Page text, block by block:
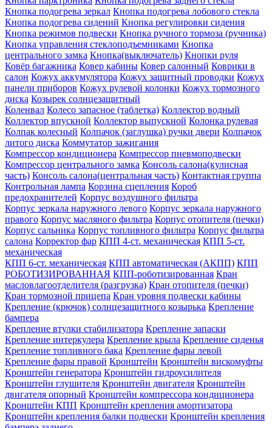
Кнопка подогрева зеркал Кнопка подогрева лобового стекла
Кнопка подогрева сидений Кнопка регулировки сидения
Кнопка режимов подвески Кнопка ручного тормоза (ручника)
Кнопка управления стеклоподъемниками Кнопка
центрального замка Кнопка(выключатель) Кнопки руля
Ковёр багажника Ковер кабины Ковер салонный Коврики в
салон Кожух аккумулятора Кожух защитный проводки Кожух
панели приборов Кожух рулевой колонки Кожух тормозного
диска Козырек солнцезащитный
Коленвал Колесо запасное (таблетка) Коллектор водный
Коллектор впускной Коллектор выпускной Колонка рулевая
Колпак колесный Колпачок (заглушка) ручки двери Колпачок
литого диска Коммутатор зажигания
Компрессор кондиционера Компрессор пневмоподвески
Компрессор центрального замка Консоль салона(кулисная
часть) Консоль салона(центральная часть) Контактная группа
Контрольная лампа Корзина сцепления Короб
предохранителей Корпус воздушного фильтра
Корпус зеркала наружного левого Корпус зеркала наружного
правого Корпус масляного фильтра Корпус отопителя (печки)
Корпус сальника Корпус топливного фильтра Корпус фильтра
салона Корректор фар КПП 4-ст. механическая КПП 5-ст.
механическая
КПП 6-ст. механическая КПП автоматическая (АКПП) КПП
РОБОТИЗИРОВАННАЯ КПП-роботизированная Кран
масловлагоотделителя (разгрузка) Кран отопителя (печки)
Кран тормозной прицепа Кран уровня подвески кабины
Крепление (крючок) солнцезащитного козырька Крепление
бампера
Крепление втулки стабилизатора Крепление запаски
Крепление интеркулера Крепление крыла Крепление сиденья
Крепление топливного бака Крепление фары левой
Крепление фары правой Кронштейн Кронштейн вискомуфты
Кронштейн генератора Кронштейн гидроусилителя
Кронштейн глушителя Кронштейн двигателя Кронштейн
двигателя опорный Кронштейн компрессора кондиционера
Кронштейн КПП Кронштейн крепления амортизатора
Кронштейн крепления балки подвески Кронштейн крепления